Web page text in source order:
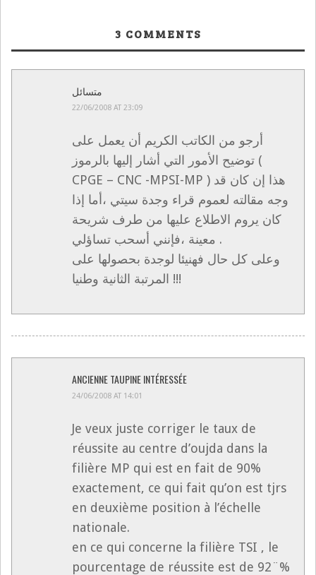
3 COMMENTS
متسائل
22/06/2008 AT 23:09
أرجو من الكاتب الكريم أن يعمل على
توضيح الأمور التي أشار إليها بالرموز (
CPGE – CNC -MPSI-MP ) هذا إن كان قد
وجه مقالته لعموم قراء وجدة سيتي ،أما إذا
كان يروم الاطلاع عليها من طرف شريحة
معينة ،فإنني أسحب تساؤلي .
وعلى كل حال فهنيئا لوجدة بحصولها على
المرتبة الثانية وطنيا !!!
ANCIENNE TAUPINE INTÉRESSÉE
24/06/2008 AT 14:01
Je veux juste corriger le taux de
réussite au centre d’oujda dans la
filière MP qui est en fait de 90%
exactement, ce qui fait qu’on est tjrs
en deuxième position à l’échelle
nationale.
en ce qui concerne la filière TSI , le
pourcentage de réussite est de 92¨%